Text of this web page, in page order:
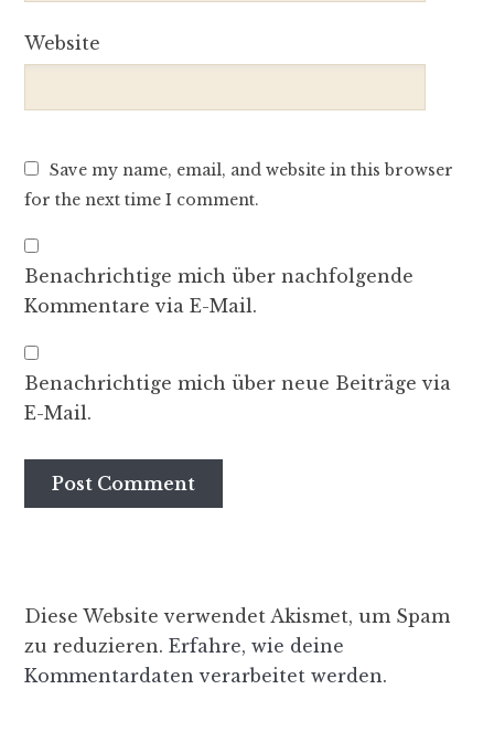
Website
Save my name, email, and website in this browser
for the next time I comment.
Benachrichtige mich über nachfolgende
Kommentare via E-Mail.
Benachrichtige mich über neue Beiträge via
E-Mail.
Diese Website verwendet Akismet, um Spam
zu reduzieren. Erfahre, wie deine
Kommentardaten verarbeitet werden.